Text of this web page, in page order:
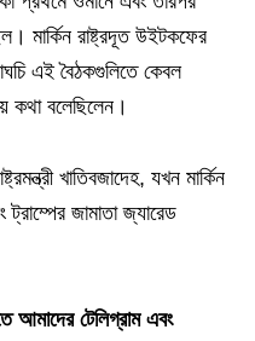
মার্কিন রাষ্ট্রদূত উইটকফের
এই বৈঠকগুলিতে কেবল
কথা বলেছিলেন।
খাতিবজাদেহ, যখন মার্কিন
জামাতা জ্যারেড
আমাদের টেলিগ্রাম এবং